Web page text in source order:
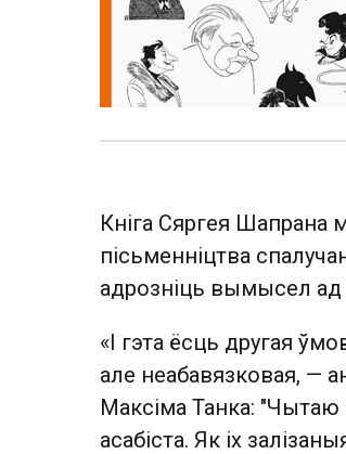
Кніга Сяргея Шапрана
пісьменніцтва
адрозніць вымысел ад
«І гэта ёсць другая
але неабавязковая, —
Максіма Танка: "Чытаю
асабіста. Як іх